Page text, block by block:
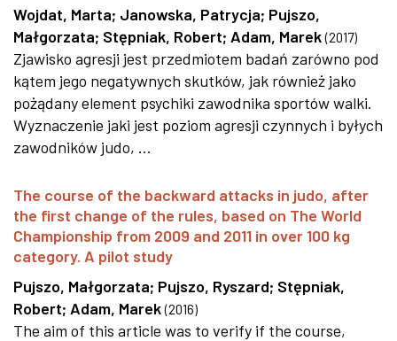
Wojdat, Marta; Janowska, Patrycja; Pujszo,
Małgorzata; Stępniak, Robert; Adam, Marek (2017)
Zjawisko agresji jest przedmiotem badań zarówno pod
kątem jego negatywnych skutków, jak również jako
pożądany element psychiki zawodnika sportów walki.
Wyznaczenie jaki jest poziom agresji czynnych i byłych
zawodników judo, ...
The course of the backward attacks in judo, after
the first change of the rules, based on The World
Championship from 2009 and 2011 in over 100 kg
category. A pilot study
Pujszo, Małgorzata; Pujszo, Ryszard; Stępniak,
Robert; Adam, Marek (2016)
The aim of this article was to verify if the course,